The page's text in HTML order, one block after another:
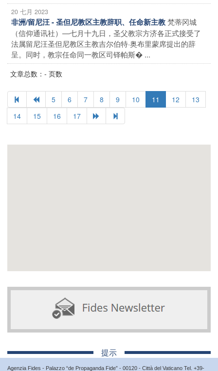
20 七月 2023
非洲/留尼汪 - 圣但尼教区主教辞职、任命新主教梵蒂冈城
（信仰通讯社）—七月十九日，圣父教宗方济各正式接受了
法属留尼汪圣但尼教区主教吉尔伯特·奥布里蒙席提出的辞
呈。同时，教宗任命同一教区司铎帕斯� ...
文章总数：- 页数
5 6 7 8 9 10 11 12
13
14
15 16 17
提示
Agenzia Fides - Palazzo “de Propaganda Fide” - 00120 - Città del Vaticano Tel. +39-